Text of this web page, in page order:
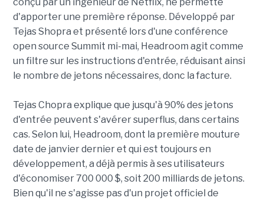
conçu par un ingénieur de Netflix, ne permette
d'apporter une première réponse. Développé par
Tejas Shopra et présenté lors d'une conférence
open source Summit mi-mai, Headroom agit comme
un filtre sur les instructions d'entrée, réduisant ainsi
le nombre de jetons nécessaires, donc la facture.
Tejas Chopra explique que jusqu'à 90% des jetons
d'entrée peuvent s'avérer superflus, dans certains
cas. Selon lui, Headroom, dont la première mouture
date de janvier dernier et qui est toujours en
développement, a déjà permis à ses utilisateurs
d'économiser 700 000 $, soit 200 milliards de jetons.
Bien qu'il ne s'agisse pas d'un projet officiel de